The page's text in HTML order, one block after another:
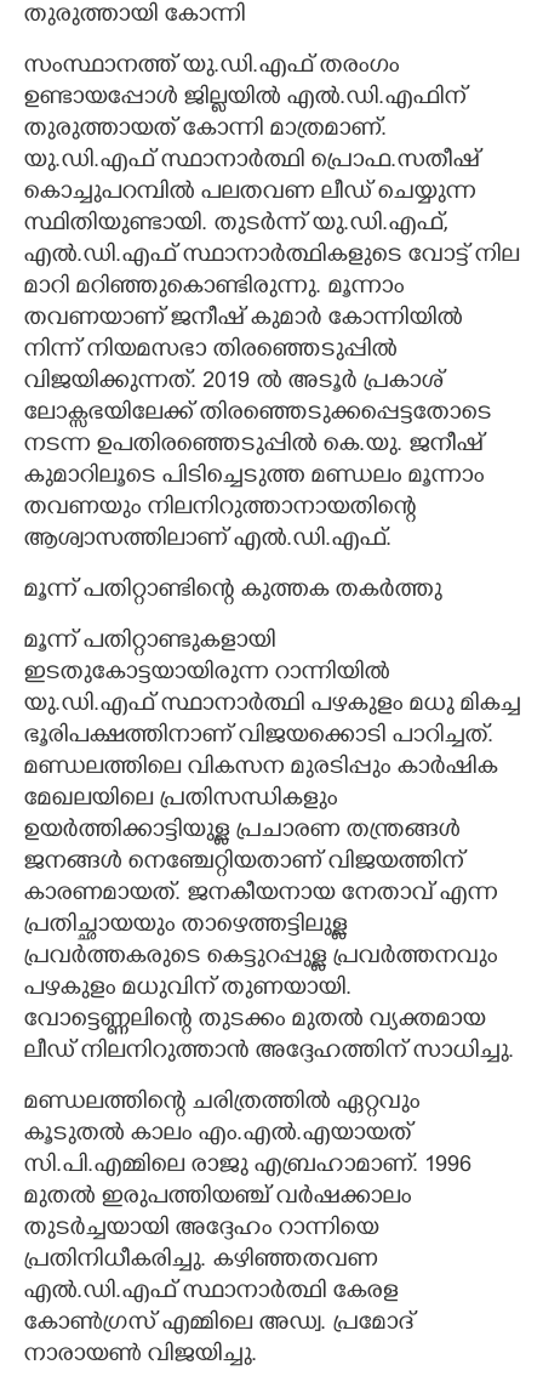
തുരുത്തായി കോന്നി
സംസ്ഥാനത്ത് യു.ഡി.എഫ് തരംഗം
ഉണ്ടായപ്പോൾ ജില്ലയിൽ എൽ.ഡി.എഫിന്
തുരുത്തായത് കോന്നി മാത്രമാണ്.
യു.ഡി.എഫ് സ്ഥാനാർത്ഥി പ്രൊഫ.സതീഷ്
കൊച്ചുപറമ്പിൽ പലതവണ ലീഡ് ചെയ്യുന്ന
സ്ഥിതിയുണ്ടായി. തുടർന്ന് യു.ഡി.എഫ്,
എൽ.ഡി.എഫ് സ്ഥാനാർത്ഥികളുടെ വോട്ട് നില
മാറി മറിഞ്ഞുകൊണ്ടിരുന്നു. മൂന്നാം
തവണയാണ് ജനീഷ് കുമാർ കോന്നിയിൽ
നിന്ന് നിയമസഭാ തിരഞ്ഞെടുപ്പിൽ
വിജയിക്കുന്നത്. 2019 ൽ അടൂർ പ്രകാശ്
ലോക്സഭയിലേക്ക് തിരഞ്ഞെടുക്കപ്പെട്ടതോടെ
നടന്ന ഉപതിരഞ്ഞെടുപ്പിൽ കെ.യു. ജനീഷ്
കുമാറിലൂടെ പിടിച്ചെടുത്ത മണ്ഡലം മൂന്നാം
തവണയും നിലനിറുത്താനായതിന്റെ
ആശ്വാസത്തിലാണ് എൽ.ഡി.എഫ്.
മൂന്ന് പതിറ്റാണ്ടിന്റെ കുത്തക തകർത്തു
മൂന്ന് പതിറ്റാണ്ടുകളായി
ഇടതുകോട്ടയായിരുന്ന റാന്നിയി​ൽ
യു.ഡി.എഫ് സ്ഥാനാർത്ഥി പഴകുളം മധു മികച്ച
ഭൂരിപക്ഷത്തിനാണ് വിജയക്കൊടി പാറിച്ചത്.
മണ്ഡലത്തിലെ വികസന മുരടിപ്പും കാർഷിക
മേഖലയിലെ പ്രതിസന്ധികളും
ഉയർത്തിക്കാട്ടിയുള്ള പ്രചാരണ തന്ത്രങ്ങൾ
ജനങ്ങൾ നെഞ്ചേറ്റിയതാണ് വിജയത്തിന്
കാരണമായത്. ജനകീയനായ നേതാവ് എന്ന
പ്രതിച്ഛായയും താഴെത്തട്ടിലുള്ള
പ്രവർത്തകരുടെ കെട്ടുറപ്പുള്ള പ്രവർത്തനവും
പഴകുളം മധുവിന് തുണയായി.
വോട്ടെണ്ണലിന്റെ തുടക്കം മുതൽ വ്യക്തമായ
ലീഡ് നിലനിറുത്താൻ അദ്ദേഹത്തിന് സാധിച്ചു.
മണ്ഡലത്തിന്റെ ചരിത്രത്തിൽ ഏറ്റവും
കൂടുതൽ കാലം എം.എൽ.എയായത്
സി.പി.എമ്മിലെ രാജു എബ്രഹാമാണ്. 1996
മുതൽ ഇരുപത്തിയഞ്ച് വർഷക്കാലം
തുടർച്ചയായി അദ്ദേഹം റാന്നിയെ
പ്രതിനിധീകരിച്ചു. കഴിഞ്ഞതവണ
എൽ.ഡി.എഫ് സ്ഥാനാർത്ഥി കേരള
കോൺഗ്രസ് എമ്മിലെ അഡ്വ. പ്രമോദ്
നാരായൺ വിജയിച്ചു.